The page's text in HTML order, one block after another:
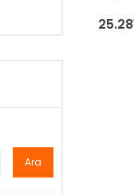
Ara